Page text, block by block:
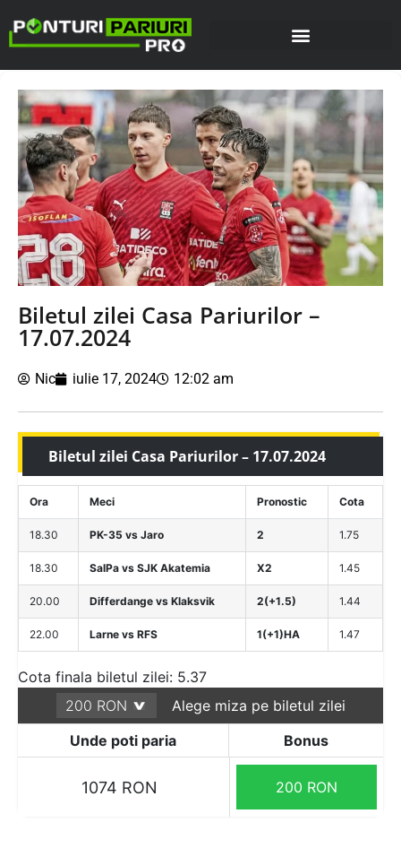
Biletul zilei Casa Pariurilor –
17.07.2024
Nic iulie 17, 2024 12:02 am
Biletul zilei Casa Pariurilor – 17.07.2024
Ora Meci Pronostic Cota
18.30 PK-35 vs Jaro 2 1.75
18.30 SalPa vs SJK Akatemia X2 1.45
20.00 Differdange vs Klaksvik 2(+1.5) 1.44
22.00 Larne vs RFS 1(+1)HA 1.47
Cota finala biletul zilei: 5.37
Alege miza pe biletul zilei
Unde poti paria
Bonus
1074 RON 200 RON